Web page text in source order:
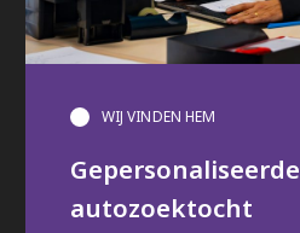
WIJ VINDEN HEM
Gepersonaliseerde
autozoektocht